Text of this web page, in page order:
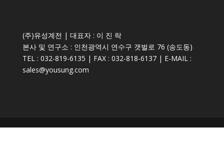
(주)유성계전 | 대표자 : 이 진 락
본사 및 연구소 : 인천광역시 연수구 갯벌로 76 (송도동)
TEL : 032-819-6135 | FAX : 032-818-6137 | E-MAIL :
sales@yousung.com